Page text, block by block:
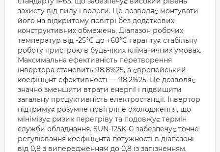
захисту від пилу і вологи. Це дозволяє монтувати
його на відкритому повітрі без додаткових
конструктивних обмежень. Діапазон робочих
температур від -25°C до +60°C гарантує стабільну
роботу пристрою в будь-яких кліматичних умовах.
Максимальна ефективність перетворення
інвертора становить 98,8%25, а європейський
коефіцієнт ефективності — 98,2%25. Це дозволяє
значно зменшити втрати енергії і підвищити
загальну продуктивність електростанції. Інвертор
підтримує розумне повітряне охолодження, що
мінімізує ризик перегріву та подовжує термін
служби обладнання. SUN-125K-G забезпечує точне
регулювання коефіцієнта потужності в діапазоні
від 0,8 з випередженням до 0,8 із запізненням.